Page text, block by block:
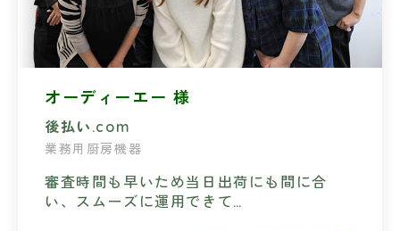
オーディーエー 様
後払い.com
業務用厨房機器
審査時間も早いため当日出荷にも間に合
い、スムーズに運用できて…